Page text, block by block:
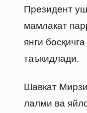
Президент
мамлакат
янги
таъкидлади.
Шавкат
лалми ва